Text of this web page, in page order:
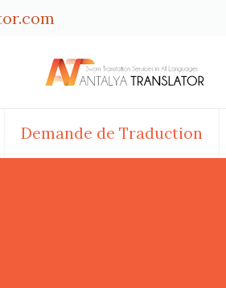
Demande de Traduction